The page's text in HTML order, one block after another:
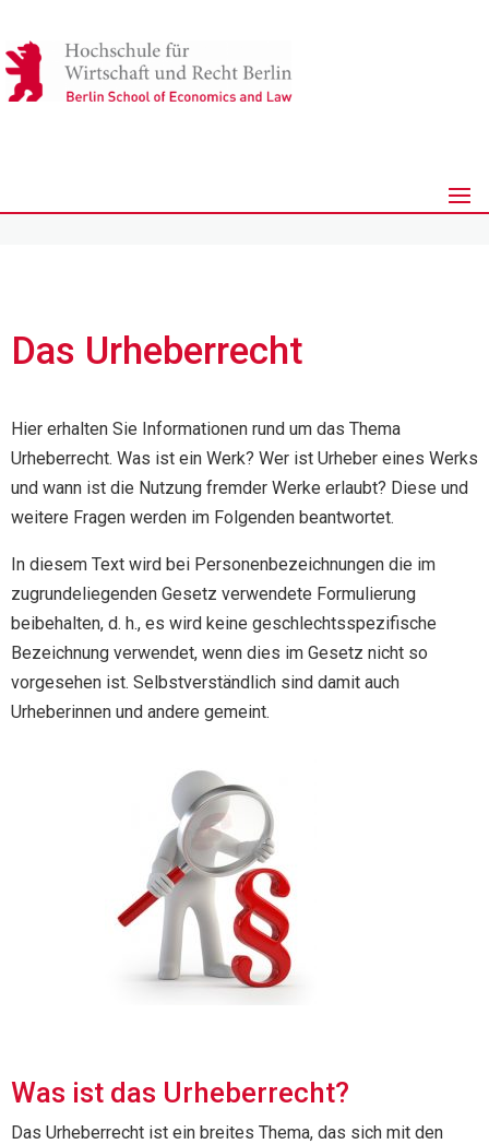
Das Urheberrecht
Hier erhalten Sie Informationen rund um das Thema
Urheberrecht. Was ist ein Werk? Wer ist Urheber eines Werks
und wann ist die Nutzung fremder Werke erlaubt? Diese und
weitere Fragen werden im Folgenden beantwortet.
In diesem Text wird bei Personenbezeichnungen die im
zugrundeliegenden Gesetz verwendete Formulierung
beibehalten, d. h., es wird keine geschlechtsspezifische
Bezeichnung verwendet, wenn dies im Gesetz nicht so
vorgesehen ist. Selbstverständlich sind damit auch
Urheberinnen und andere gemeint.
Was ist das Urheberrecht?
Das Urheberrecht ist ein breites Thema, das sich mit den